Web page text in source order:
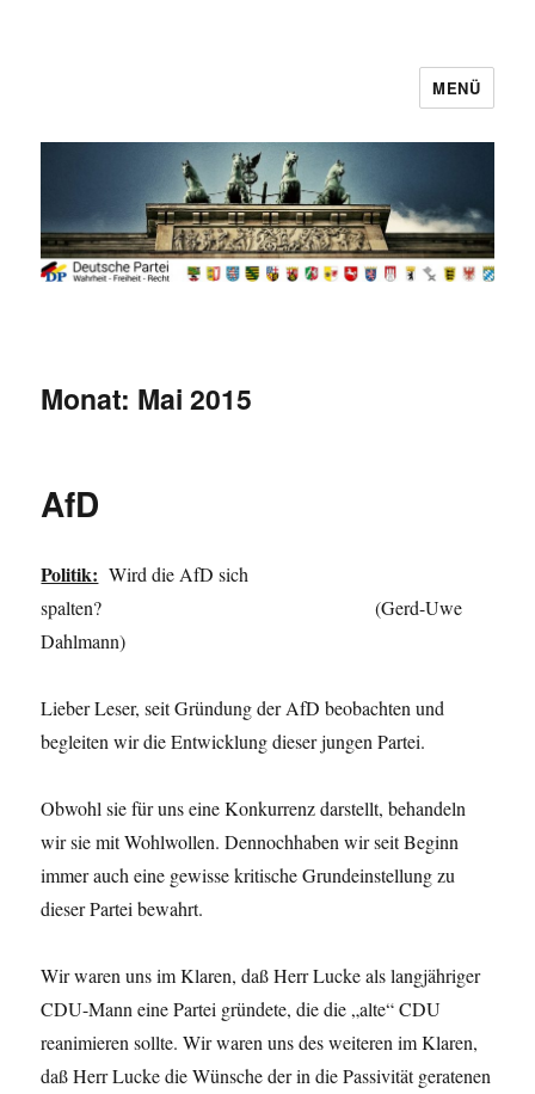
MENÜ
Monat: Mai 2015
AfD
Politik: Wird die AfD sich
spalten? (Gerd-Uwe
Dahlmann)
Lieber Leser, seit Gründung der AfD beobachten und
begleiten wir die Entwicklung dieser jungen Partei.
Obwohl sie für uns eine Konkurrenz darstellt, behandeln
wir sie mit Wohlwollen. Dennochhaben wir seit Beginn
immer auch eine gewisse kritische Grundeinstellung zu
dieser Partei bewahrt.
Wir waren uns im Klaren, daß Herr Lucke als langjähriger
CDU-Mann eine Partei gründete, die die „alte“ CDU
reanimieren sollte. Wir waren uns des weiteren im Klaren,
daß Herr Lucke die Wünsche der in die Passivität geratenen